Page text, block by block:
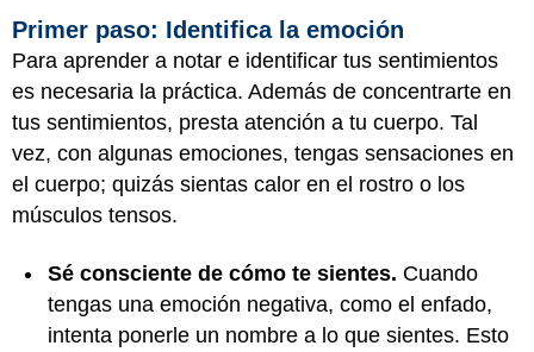
Primer paso: Identifica la emoción
Para aprender a notar e identificar tus sentimientos
es necesaria la práctica. Además de concentrarte en
tus sentimientos, presta atención a tu cuerpo. Tal
vez, con algunas emociones, tengas sensaciones en
el cuerpo; quizás sientas calor en el rostro o los
músculos tensos.
Sé consciente de cómo te sientes. Cuando
tengas una emoción negativa, como el enfado,
intenta ponerle un nombre a lo que sientes. Esto